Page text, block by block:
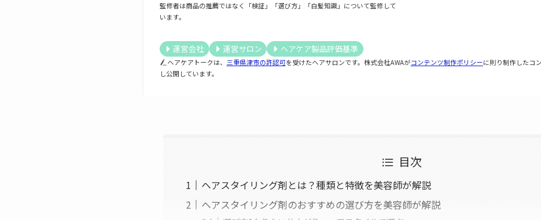
監修者は商品の推薦ではなく「検証」「選び方」「白髪知識」について監修して
います。
運営会社 運営サロン ヘアケア製品評価基準
ヘアケアトークは、 三重県津市の許認可を受けたヘアサロンです。株式会社AWAがコンテンツ制作ポリシーに則り制作したコ
し公開しています。
目次
ヘアスタイリング剤とは？種類と特徴を美容師が解説
ヘアスタイリング剤のおすすめの選び方を美容師が解説